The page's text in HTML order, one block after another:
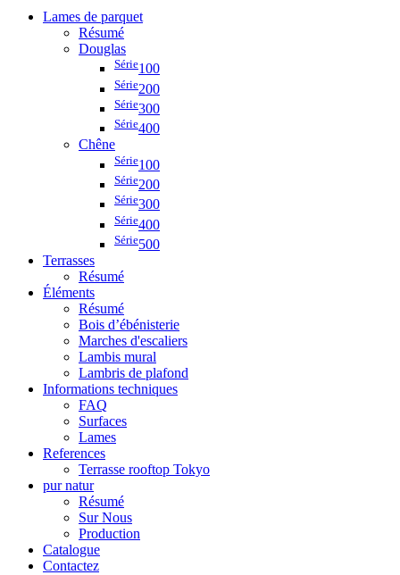
Lames de parquet
Résumé
Douglas
Série100
Série200
Série300
Série400
Chêne
Série100
Série200
Série300
Série400
Série500
Terrasses
Résumé
Éléments
Résumé
Bois d’ébénisterie
Marches d'escaliers
Lambis mural
Lambris de plafond
Informations techniques
FAQ
Surfaces
Lames
References
Terrasse rooftop Tokyo
pur natur
Résumé
Sur Nous
Production
Catalogue
Contactez